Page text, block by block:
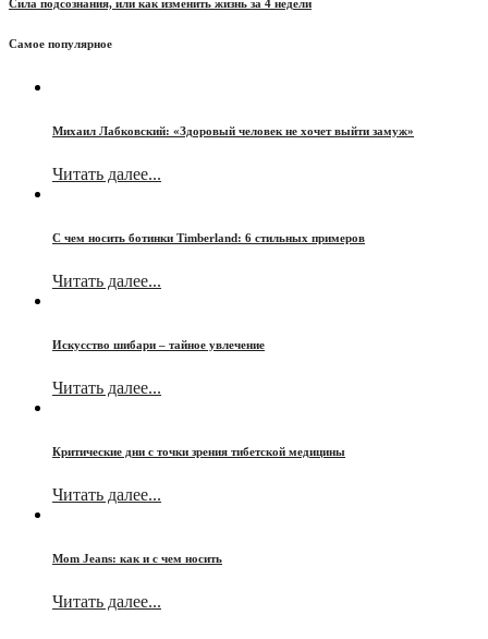
Сила подсознания, или как изменить жизнь за 4 недели
Самое популярное
Михаил Лабковский: «Здоровый человек не хочет выйти замуж»
Читать далее...
С чем носить ботинки Timberland: 6 стильных примеров
Читать далее...
Искусство шибари – тайное увлечение
Читать далее...
Критические дни с точки зрения тибетской медицины
Читать далее...
Mom Jeans: как и с чем носить
Читать далее...